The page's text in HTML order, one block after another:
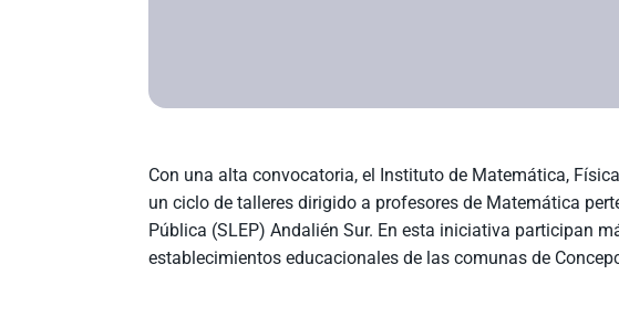
Con una alta convocatoria, el Instituto de Matemática,
un ciclo de talleres dirigido a profesores de Matemática
Pública (SLEP) Andalién Sur. En esta iniciativa participan
establecimientos educacionales de las comunas de